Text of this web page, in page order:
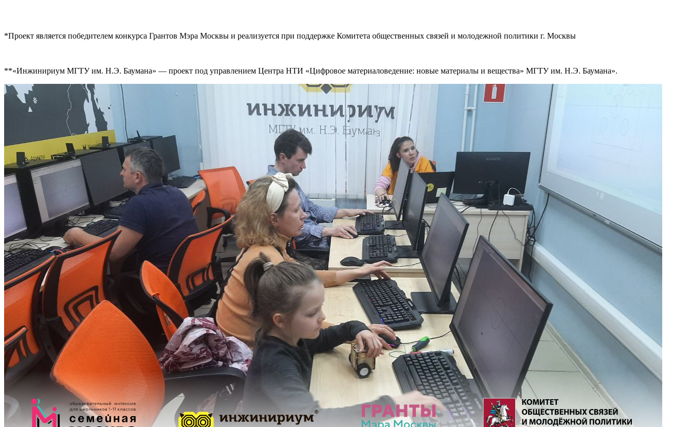
*Проект является победителем конкурса Грантов Мэра Москвы и реализуется при поддержке Комитета общественных связей и молодежной политики г. Москвы
**«Инжинириум МГТУ им. Н.Э. Баумана» — проект под управлением Центра НТИ «Цифровое материаловедение: новые материалы и вещества» МГТУ им. Н.Э. Баумана».